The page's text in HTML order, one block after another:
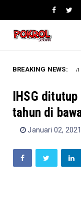
BREAKING NEWS:
27 Ruas Jalan di
IHSG
tahun di
Januari 02, 2021